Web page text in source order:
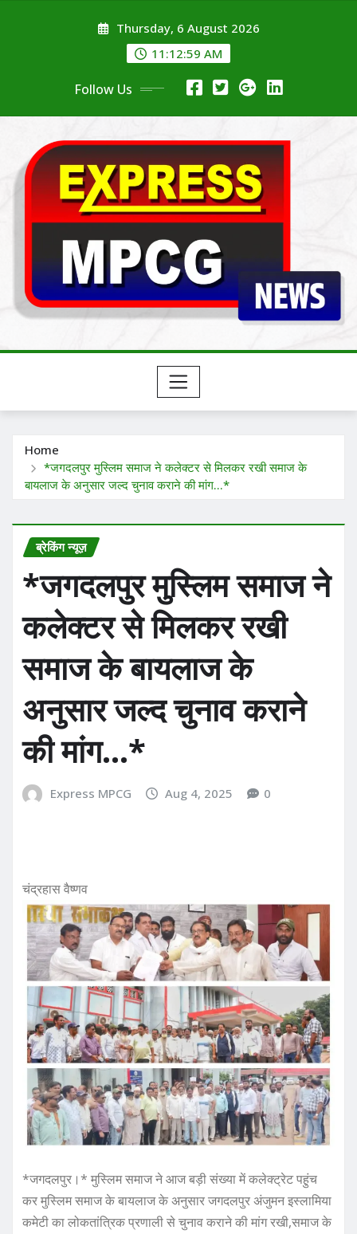
Thursday, 6 August 2026
11:13:00 AM
Follow Us
Home
*जगदलपुर मुस्लिम समाज ने कलेक्टर से मिलकर रखी समाज के
बायलाज के अनुसार जल्द चुनाव कराने की मांग…*
ब्रेकिंग न्यूज़
*जगदलपुर मुस्लिम समाज ने
कलेक्टर से मिलकर रखी
समाज के बायलाज के
अनुसार जल्द चुनाव कराने
की मांग…*
Express MPCG Aug 4, 2025 0
चंद्रहास वैष्णव
*जगदलपुर।* मुस्लिम समाज ने आज बड़ी संख्या में कलेक्ट्रेट पहु़ंच
कर मुस्लिम समाज के बायलाज के अनुसार जगदलपुर अंजुमन इस्लामिया
कमेटी का लोकतांत्रिक प्रणाली से चुनाव कराने की मांग रखी,समाज के